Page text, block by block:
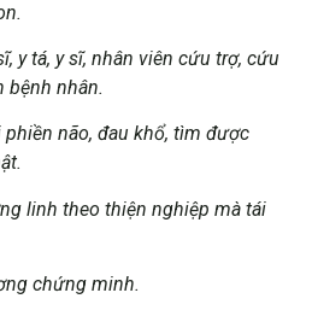
y tá, y sĩ, nhân viên cứu trợ, cứu
bệnh nhân.
não, đau khổ, tìm được
linh theo thiện nghiệp mà tái
chứng minh.